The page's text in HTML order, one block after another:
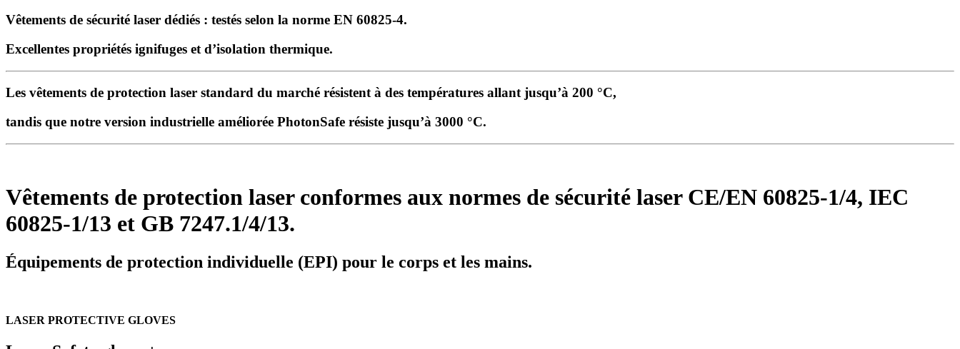
Vêtements de sécurité laser dédiés : testés selon la norme EN 60825-4.
Excellentes propriétés ignifuges et d’isolation thermique.
Les vêtements de protection laser standard du marché résistent à des températures allant jusqu’à 200 °C,
tandis que notre version industrielle améliorée PhotonSafe résiste jusqu’à 3000 °C.
Vêtements de protection laser conformes aux normes de sécurité laser CE/EN 60825-1/4, IEC
60825-1/13 et GB 7247.1/4/13.
Équipements de protection individuelle (EPI) pour le corps et les mains.
LASER PROTECTIVE GLOVES